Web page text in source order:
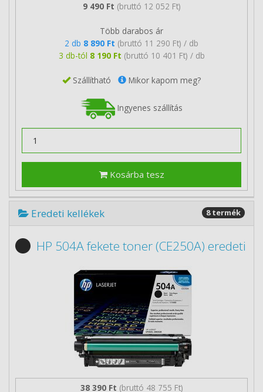
9 490 Ft (bruttó 12 052 Ft)
Több darabos ár
2 db 8 890 Ft (bruttó 11 290 Ft) / db
3 db-tól 8 190 Ft (bruttó 10 401 Ft) / db
Szállítható Mikor kapom meg?
Ingyenes szállítás
Kosárba tesz
Eredeti kellékek 8 termék
HP 504A fekete toner (CE250A) eredeti
38 390 Ft (bruttó 48 755 Ft)